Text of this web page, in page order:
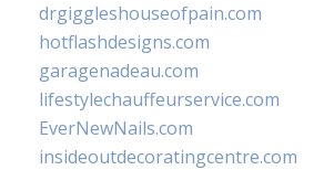
drgiggleshouseofpain.com
hotflashdesigns.com
garagenadeau.com
lifestylechauffeurservice.com
EverNewNails.com
insideoutdecoratingcentre.com